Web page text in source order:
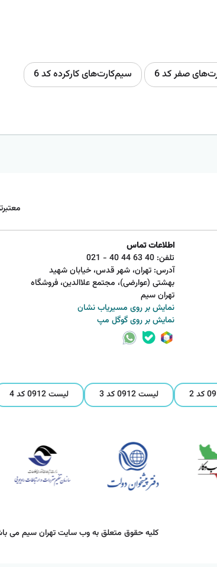
صفر کد 6 سیم‌کارت‌های کارکرده کد 6
اطلاعات تماس
تلفن:021 - 40 44 63 40
آدرس: تهران، شهر قدس، خیابان شهید
بهشتی (عوارضی)، مجتمع علاالدین، فروشگاه
تهران سیم
نمایش بر روی مسیریاب نشان
نمایش بر روی گوگل مپ
لیست 0912 کد 3 لیست 0912 کد 4
کلیه حقوق متعلق به وب سایت تهران سیم می